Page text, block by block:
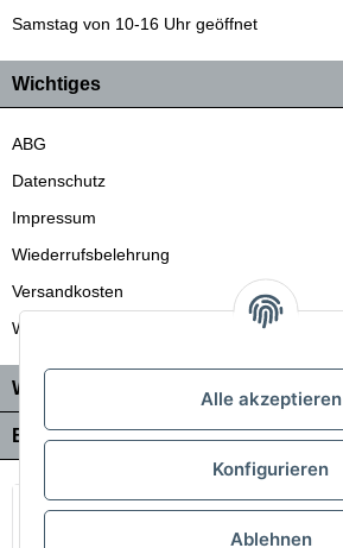
Samstag von 10-16 Uhr geöffnet
Wichtiges
ABG
Datenschutz
Impressum
Wiederrufsbelehrung
Versandkosten
Wir liefern auch in die Schweiz
Wo Sie uns finden
Bezahlung & Versand
Alle akzeptieren
Konfigurieren
Ablehnen